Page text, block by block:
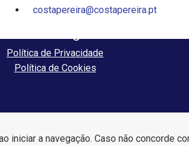
costapereira@costapereira.pt
Política de Privacidade
Política de Cookies
a navegação. Caso não concorde